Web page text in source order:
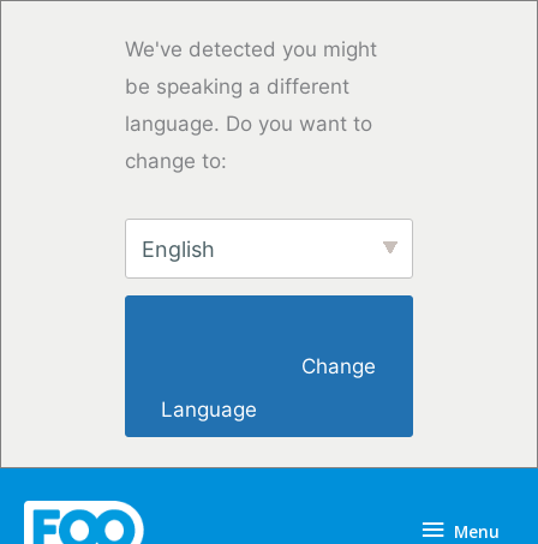
We've detected you might
be speaking a different
language. Do you want to
change to:
English
Language
Menu